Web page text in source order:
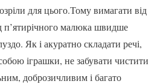
для цього.Тому вимагати від
п’ятирічного малюка швидше
Як і акуратно складати речі,
іграшки, не забувати чистити
доброзичливим і багато